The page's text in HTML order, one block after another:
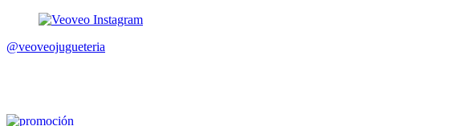
@veoveojugueteria